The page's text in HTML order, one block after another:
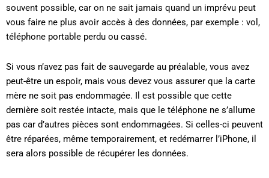
souvent possible, car on ne sait jamais quand un imprévu peut
vous faire ne plus avoir accès à des données, par exemple : vol,
téléphone portable perdu ou cassé.
Si vous n’avez pas fait de sauvegarde au préalable, vous avez
peut-être un espoir, mais vous devez vous assurer que la carte
mère ne soit pas endommagée. Il est possible que cette
dernière soit restée intacte, mais que le téléphone ne s’allume
pas car d’autres pièces sont endommagées. Si celles-ci peuvent
être réparées, même temporairement, et redémarrer l’iPhone, il
sera alors possible de récupérer les données.